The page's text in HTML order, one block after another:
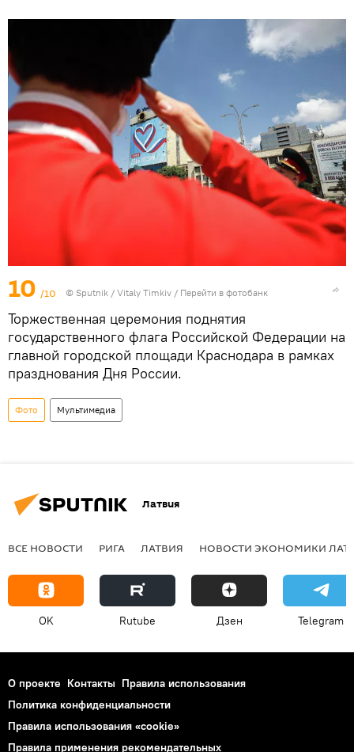
10 /10 © Sputnik / Vitaly Timkiv / Перейти в фотобанк
Торжественная церемония поднятия
государственного флага Российской Федерации на
главной городской площади Краснодара в рамках
празднования Дня России.
Фото Мультимедиа
Латвия
ВСЕ НОВОСТИ РИГА ЛАТВИЯ НОВОСТИ ЭКОНОМИКИ
OK Rutube Дзен Telegram
О проекте Контакты Правила использования
Политика конфиденциальности
Правила использования «cookie»
Правила применения рекомендательных